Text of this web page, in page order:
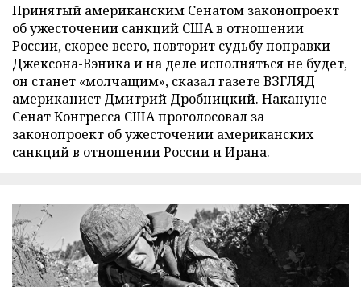
Принятый американским Сенатом законопроект
об ужесточении санкций США в отношении
России, скорее всего, повторит судьбу поправки
Джексона-Вэника и на деле исполняться не будет,
он станет «молчащим», сказал газете ВЗГЛЯД
американист Дмитрий Дробницкий. Накануне
Сенат Конгресса США проголосовал за
законопроект об ужесточении американских
санкций в отношении России и Ирана.